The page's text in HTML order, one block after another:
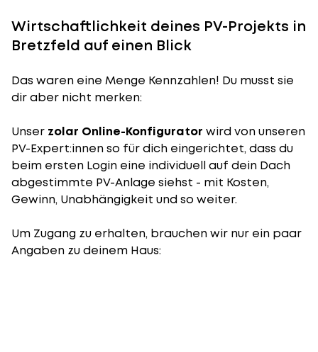
Wirtschaftlichkeit deines PV-Projekts in
Bretzfeld auf einen Blick
Das waren eine Menge Kennzahlen! Du musst sie
dir aber nicht merken:
Unser zolar Online-Konfigurator wird von unseren
PV-Expert:innen so für dich eingerichtet, dass du
beim ersten Login eine individuell auf dein Dach
abgestimmte PV-Anlage siehst - mit Kosten,
Gewinn, Unabhängigkeit und so weiter.
Um Zugang zu erhalten, brauchen wir nur ein paar
Angaben zu deinem Haus: